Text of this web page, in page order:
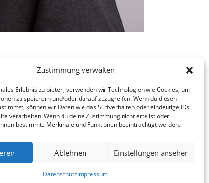
Zustimmung verwalten
Erlebnis zu bieten, verwenden wir Technologien wie Cookies, um
zu speichern und/oder darauf zuzugreifen. Wenn du diesen
können wir Daten wie das Surfverhalten oder eindeutige IDs
verarbeiten. Wenn du deine Zustimmung nicht erteilst oder
bestimmte Merkmale und Funktionen beeinträchtigt werden.
Ablehnen Einstellungen ansehen
DatenschutzImpressum